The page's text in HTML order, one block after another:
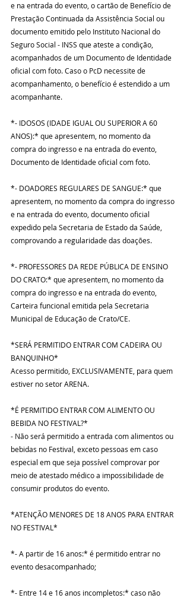
e na entrada do evento, o cartão de Benefício de
Prestação Continuada da Assistência Social ou
documento emitido pelo Instituto Nacional do
Seguro Social - INSS que ateste a condição,
acompanhados de um Documento de Identidade
oficial com foto. Caso o PcD necessite de
acompanhamento, o benefício é estendido a um
acompanhante.
*- IDOSOS (IDADE IGUAL OU SUPERIOR A 60
ANOS):* que apresentem, no momento da
compra do ingresso e na entrada do evento,
Documento de Identidade oficial com foto.
*- DOADORES REGULARES DE SANGUE:* que
apresentem, no momento da compra do ingresso
e na entrada do evento, documento oficial
expedido pela Secretaria de Estado da Saúde,
comprovando a regularidade das doações.
*- PROFESSORES DA REDE PÚBLICA DE ENSINO
DO CRATO:* que apresentem, no momento da
compra do ingresso e na entrada do evento,
Carteira funcional emitida pela Secretaria
Municipal de Educação de Crato/CE.
*SERÁ PERMITIDO ENTRAR COM CADEIRA OU
BANQUINHO*
Acesso permitido, EXCLUSIVAMENTE, para quem
estiver no setor ARENA.
*É PERMITIDO ENTRAR COM ALIMENTO OU
BEBIDA NO FESTIVAL?*
- Não será permitido a entrada com alimentos ou
bebidas no Festival, exceto pessoas em caso
especial em que seja possível comprovar por
meio de atestado médico a impossibilidade de
consumir produtos do evento.
*ATENÇÃO MENORES DE 18 ANOS PARA ENTRAR
NO FESTIVAL*
*- A partir de 16 anos:* é permitido entrar no
evento desacompanhado;
*- Entre 14 e 16 anos incompletos:* caso não